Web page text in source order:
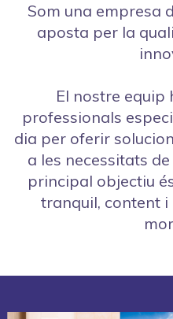
Som una empresa
aposta per la
El nostre equip
professionals
dia per oferir
a les necessitats
principal objectiu
tranquil, content